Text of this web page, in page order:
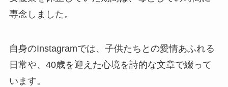
専念しました。
自身のInstagramでは、子供たちとの愛情あふれる
日常や、40歳を迎えた心境を詩的な文章で綴って
います。